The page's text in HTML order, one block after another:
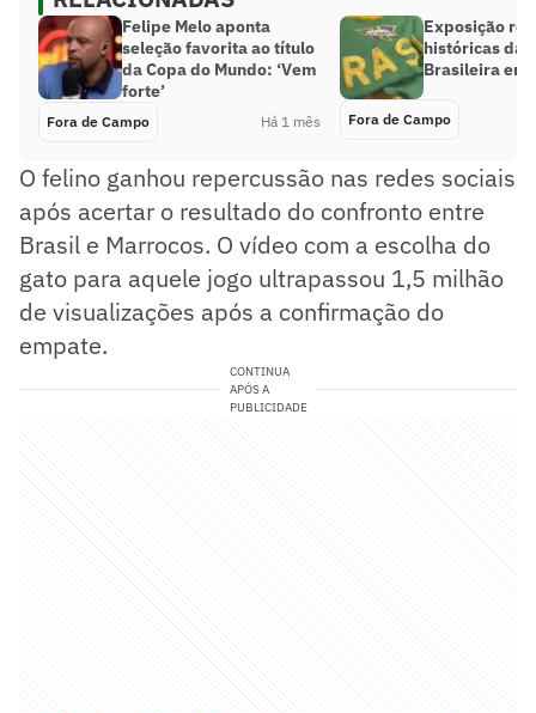
Felipe Melo aponta
seleção favorita ao título
da Copa do Mundo: ‘Vem
forte’
Fora de Campo Há 1 mês
Exposição
históricas da
Brasileira em
Fora de Campo
O felino ganhou repercussão nas redes sociais
após acertar o resultado do confronto entre
Brasil e Marrocos. O vídeo com a escolha do
gato para aquele jogo ultrapassou 1,5 milhão
de visualizações após a confirmação do
empate.
CONTINUA
APÓS A
PUBLICIDADE